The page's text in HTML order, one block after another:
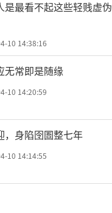
是最看不起这些轻贱虚伪
10 14:38:16
无常即是随缘
10 14:20:59
，身陷囹圄整七年
10 14:14:55